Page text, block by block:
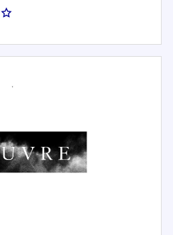
: Chef(fe) de projet immobilier